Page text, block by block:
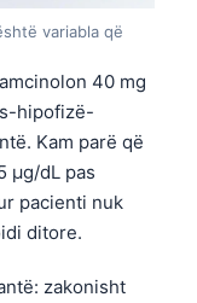
variabla që
40 mg
hipofizë-
Kam parë që
µg/dL pas
pacienti nuk
ditore.
zakonisht